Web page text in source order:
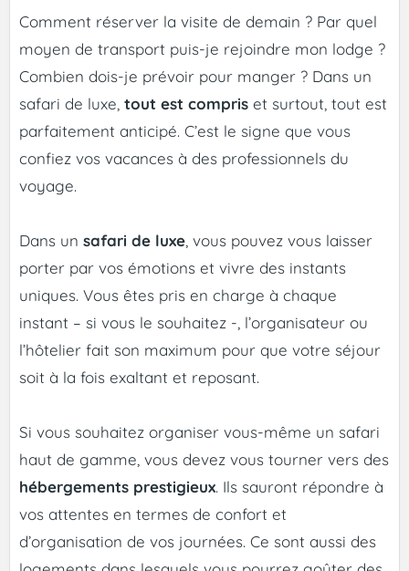
Comment réserver la visite de demain ? Par quel
moyen de transport puis-je rejoindre mon lodge ?
Combien dois-je prévoir pour manger ? Dans un
safari de luxe, tout est compris et surtout, tout est
parfaitement anticipé. C’est le signe que vous
confiez vos vacances à des professionnels du
voyage.
Dans un safari de luxe , vous pouvez vous laisser
porter par vos émotions et vivre des instants
uniques. Vous êtes pris en charge à chaque
instant – si vous le souhaitez -, l’organisateur ou
l’hôtelier fait son maximum pour que votre séjour
soit à la fois exaltant et reposant.
Si vous souhaitez organiser vous-même un safari
haut de gamme, vous devez vous tourner vers des
hébergements prestigieux. Ils sauront répondre à
vos attentes en termes de confort et
d’organisation de vos journées. Ce sont aussi des